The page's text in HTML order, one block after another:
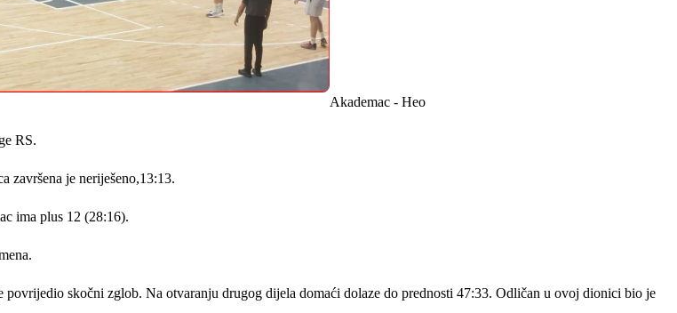
Akademac - Heo
RS.
završena je neriješeno,13:13.
ima plus 12 (28:16).
skočni zglob. Na otvaranju drugog dijela domaći dolaze do prednosti 47:33. Odličan u ovoj dionici bio je